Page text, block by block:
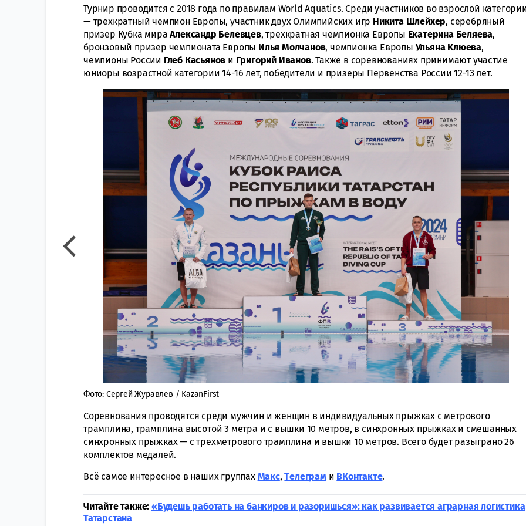
Турнир проводится с 2018 года по правилам World Aquatics. Среди участников во взрослой
— трехкратный чемпион Европы, участник двух Олимпийских игр Никита Шлейхер, серебряный
призер Кубка мираАлександр Белевцев, трехкратная чемпионка Европы Екатерина Беляева,
бронзовый призер чемпионата Европы Илья Молчанов, чемпионка Европы Ульяна Клюева,
чемпионы России Глеб Касьянов и Григорий Иванов. Также в соревнованиях принимают участие
юниоры возрастной категории 14-16 лет, победители и призеры Первенства России 12-13 лет.
Фото: Сергей Журавлев / KazanFirst
Соревнования проводятся среди мужчин и женщин в индивидуальных прыжках с метрового
трамплина, трамплина высотой 3 метра и с вышки 10 метров, в синхронных прыжках и смешанных
синхронных прыжках — с трехметрового трамплина и вышки 10 метров. Всего будет разыграно 26
комплектов медалей.
Всё самое интересное в наших группах Макс,Tелеграми ВКонтакте.
Читайте также: «Будешь работать на банкиров и разоришься»: как развивается аграрная логистика
Татарстана